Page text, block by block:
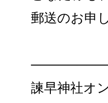
郵送のお申
諫早神社オ